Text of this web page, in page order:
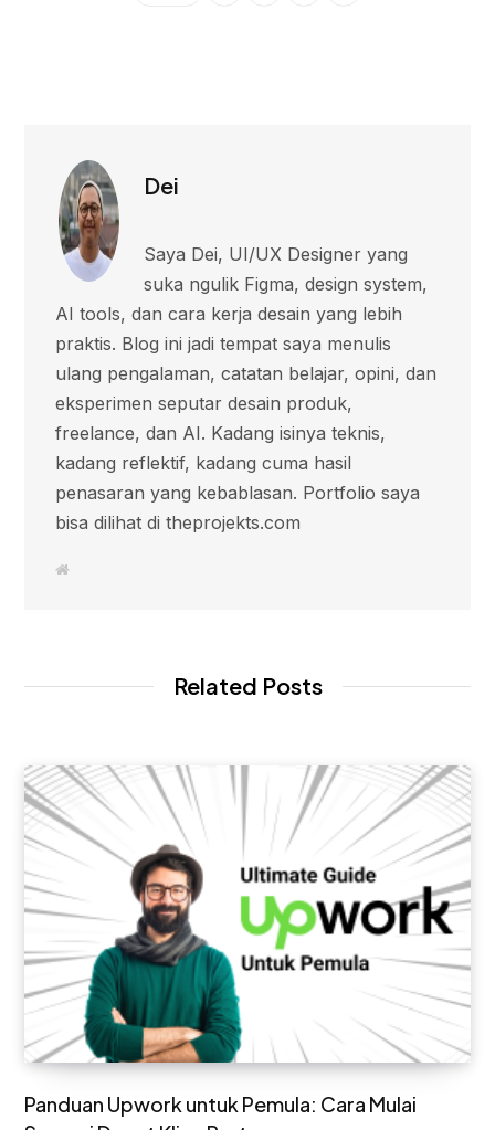
Dei
Saya Dei, UI/UX Designer yang
suka ngulik Figma, design system,
AI tools, dan cara kerja desain yang lebih
praktis. Blog ini jadi tempat saya menulis
ulang pengalaman, catatan belajar, opini, dan
eksperimen seputar desain produk,
freelance, dan AI. Kadang isinya teknis,
kadang reflektif, kadang cuma hasil
penasaran yang kebablasan. Portfolio saya
bisa dilihat di theprojekts.com
Related Posts
Panduan Upwork untuk Pemula: Cara Mulai